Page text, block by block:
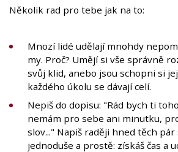
Několik rad pro tebe jak na to:
Mnozí lidé udělají mnohdy
my. Proč? Umějí si vše správně
svůj klid, anebo jsou schopni si
každého úkolu se dávají celí.
Nepiš do dopisu: "Rád bych ti
nemám pro sebe ani minutku,
slov..." Napiš raději hned těch pár
jednoduše a prostě: získáš čas a